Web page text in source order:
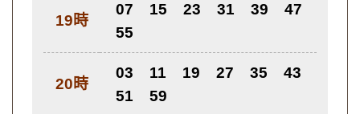
19時
07 15 23 31 39
47
55
20時
03 11 19 27 35
43
51
59